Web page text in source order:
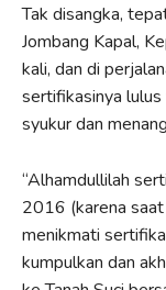
Tak disangka,
Jombang Kapal,
kali, dan di
sertifikasinya
syukur dan
“Alhamdullilah
2016 (karena
menikmati
kumpulkan dan